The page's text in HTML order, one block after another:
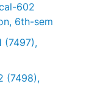
602
6th-sem
(7497),
(7498),